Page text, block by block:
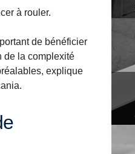
à rouler.
de bénéficier
de la complexité
explique